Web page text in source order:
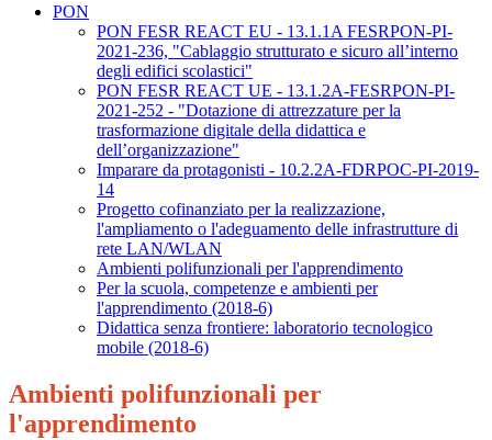
PON
PON FESR REACT EU - 13.1.1A FESRPON-PI-
2021-236, "Cablaggio strutturato e sicuro all’interno
degli edifici scolastici"
PON FESR REACT UE - 13.1.2A-FESRPON-PI-
2021-252 - "Dotazione di attrezzature per la
trasformazione digitale della didattica e
dell’organizzazione"
Imparare da protagonisti - 10.2.2A-FDRPOC-PI-2019-
14
Progetto cofinanziato per la realizzazione,
l'ampliamento o l'adeguamento delle infrastrutture di
rete LAN/WLAN
Ambienti polifunzionali per l'apprendimento
Per la scuola, competenze e ambienti per
l'apprendimento (2018-6)
Didattica senza frontiere: laboratorio tecnologico
mobile (2018-6)
Ambienti polifunzionali per
l'apprendimento